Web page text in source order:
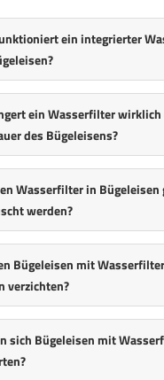
ein integrierter
ein Wasserfilter wirklich
des Bügeleisens?
Wasserfilter in Bügeleisen
werden?
Bügeleisen mit
verzichten?
sich Bügeleisen mit